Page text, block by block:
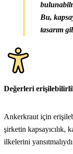
Bu,
tasarım
Değerleri
Ankerkraut için
şirketin kapsayıcılık,
ilkelerini